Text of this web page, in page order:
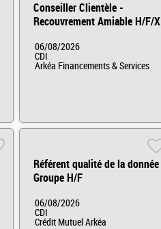
Conseiller Clientèle -
Recouvrement Amiable H/F/X
06/08/2026
CDI
Arkéa Financements & Services
Référent qualité de la donnée
Groupe H/F
06/08/2026
CDI
Crédit Mutuel Arkéa